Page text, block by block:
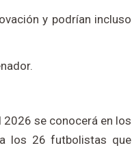
y podrían incluso
2026 se conocerá en los
los 26 futbolistas que